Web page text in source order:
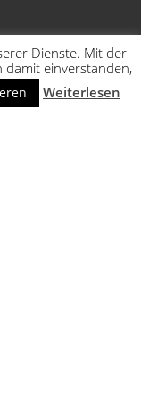
Dienste. Mit der
damit einverstanden,
Weiterlesen